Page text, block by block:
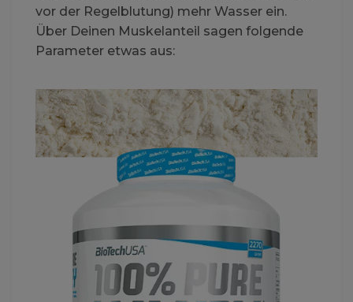
vor der Regelblutung) mehr Wasser ein.
Über Deinen Muskelanteil sagen folgende
Parameter etwas aus: